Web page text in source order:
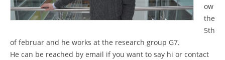
ow
the
5th
of februar and he works at the research group G7.
He can be reached by email if you want to say hi or contact